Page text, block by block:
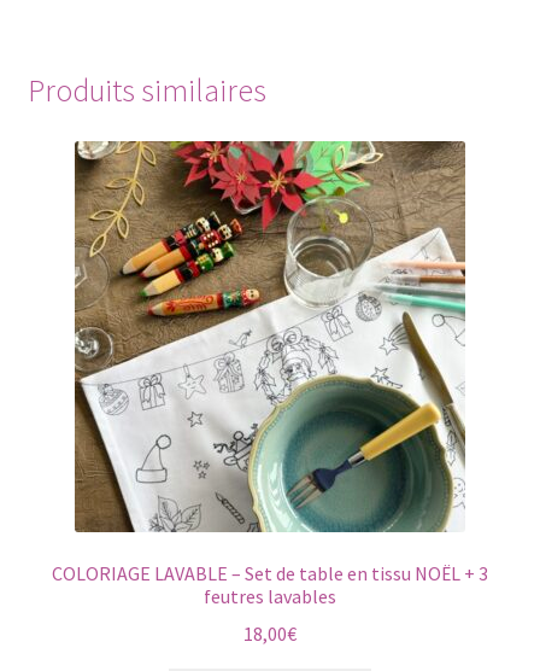
Produits similaires
COLORIAGE LAVABLE – Set de table en tissu NOËL + 3
feutres lavables
18,00€